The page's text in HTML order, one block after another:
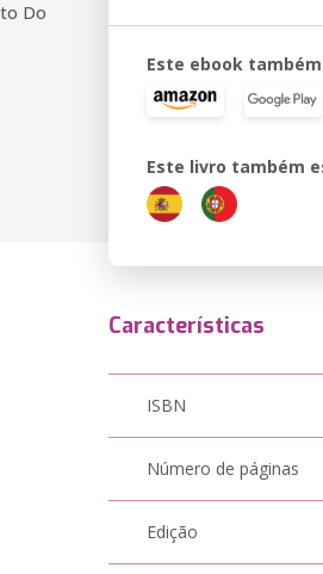
Do
Este ebook
Este livro também
Características
ISBN
Número de páginas
Edição